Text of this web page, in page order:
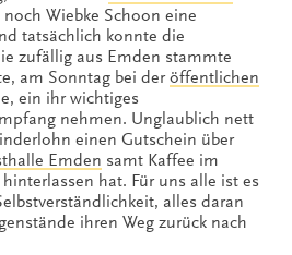
Wiebke Schoon eine
tatsächlich konnte die
zufällig aus Emden stammte
am Sonntag bei deröffentlichen
ein ihr wichtiges
nehmen. Unglaublich nett
einen Gutschein über
Emden samt Kaffee im
hinterlassen hat. Für uns alle ist es
alles daran
ihren Weg zurück nach